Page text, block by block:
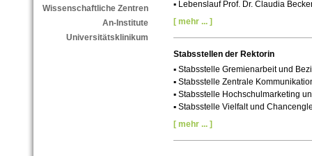
Wissenschaftliche Zentren
An-Institute
Universitätsklinikum
▪ Lebenslauf Prof. Dr. Claudia
[ mehr ... ]
Stabsstellen der Rektorin
▪ Stabsstelle Gremienarbeit und
▪ Stabsstelle Zentrale
▪ Stabsstelle Hochschulmarketing
▪ Stabsstelle Vielfalt und
[ mehr ... ]